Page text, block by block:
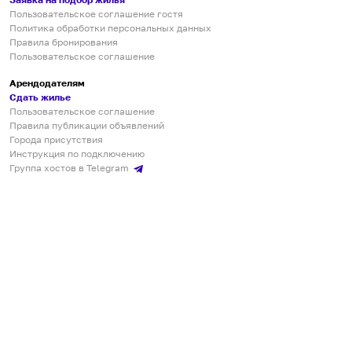
Пользовательское соглашение гостя
Политика обработки персональных данных
Правила бронирования
Пользовательское соглашение
Арендодателям
Сдать жилье
Пользовательское соглашение
Правила публикации объявлений
Города присутствия
Инструкция по подключению
Группа хостов в Telegram